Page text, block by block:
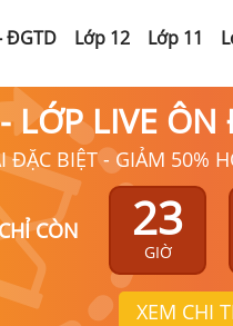
ĐGTD Lớp 12 Lớp 11
LỚP LIVE
ĐẶC BIỆT - GIẢM 50%
CÒN 23
GIỜ
XEM CHI